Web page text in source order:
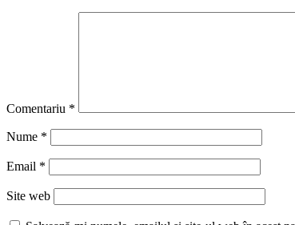
Comentariu *
Nume *
Email *
Site web